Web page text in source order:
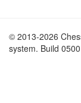
© 2013-2026
system. Build 0500